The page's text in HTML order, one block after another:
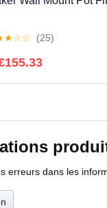
★☆☆ (25)
erreurs dans les